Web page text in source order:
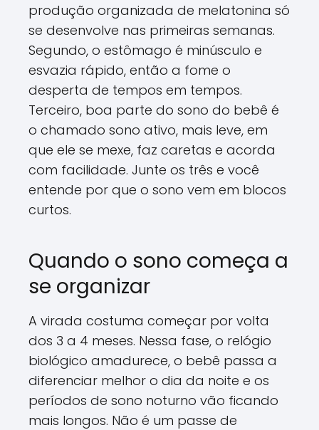
produção organizada de melatonina só
se desenvolve nas primeiras semanas.
Segundo, o estômago é minúsculo e
esvazia rápido, então a fome o
desperta de tempos em tempos.
Terceiro, boa parte do sono do bebê é
o chamado sono ativo, mais leve, em
que ele se mexe, faz caretas e acorda
com facilidade. Junte os três e você
entende por que o sono vem em blocos
curtos.
Quando o sono começa a
se organizar
A virada costuma começar por volta
dos 3 a 4 meses. Nessa fase, o relógio
biológico amadurece, o bebê passa a
diferenciar melhor o dia da noite e os
períodos de sono noturno vão ficando
mais longos. Não é um passe de